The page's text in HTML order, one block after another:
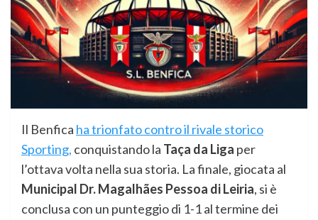
Il Benfica ha trionfato contro il rivale storico
Sporting, conquistando la Taça da Liga per
l’ottava volta nella sua storia. La finale, giocata al
Municipal Dr. Magalhães Pessoa di Leiria, si è
conclusa con un punteggio di 1-1 al termine dei